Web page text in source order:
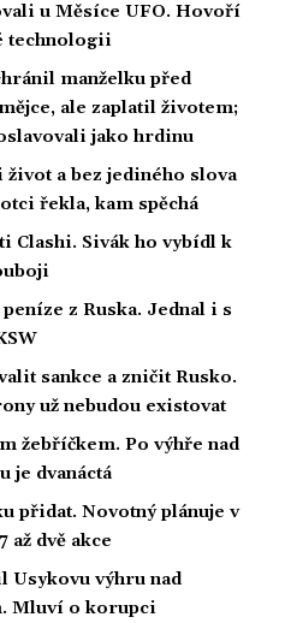
u Měsíce UFO. Hovoří
technologii
manželku před
ale zaplatil životem;
jako hrdinu
a bez jediného slova
řekla, kam spěchá
Clashi. Sivák ho vybídl k
z Ruska. Jednal i s
sankce a zničit Rusko.
už nebudou existovat
žebříčkem. Po výhře nad
je dvanáctá
přidat. Novotný plánuje v
až dvě akce
Usykovu výhru nad
Mluví o korupci